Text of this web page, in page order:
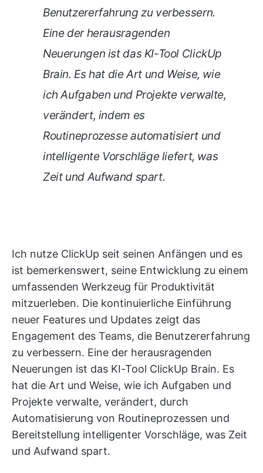
Benutzererfahrung zu verbessern.
Eine der herausragenden
Neuerungen ist das KI-Tool ClickUp
Brain. Es hat die Art und Weise, wie
ich Aufgaben und Projekte verwalte,
verändert, indem es
Routineprozesse automatisiert und
intelligente Vorschläge liefert, was
Zeit und Aufwand spart.
Ich nutze ClickUp seit seinen Anfängen und es
ist bemerkenswert, seine Entwicklung zu einem
umfassenden Werkzeug für Produktivität
mitzuerleben. Die kontinuierliche Einführung
neuer Features und Updates zeigt das
Engagement des Teams, die Benutzererfahrung
zu verbessern. Eine der herausragenden
Neuerungen ist das KI-Tool ClickUp Brain. Es
hat die Art und Weise, wie ich Aufgaben und
Projekte verwalte, verändert, durch
Automatisierung von Routineprozessen und
Bereitstellung intelligenter Vorschläge, was Zeit
und Aufwand spart.